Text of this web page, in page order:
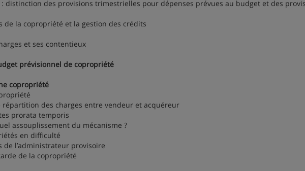
des provisions trimestrielles pour dépenses prévues au budget et des
la copropriété et la gestion des crédits
et ses contentieux
prévisionnel de copropriété
copropriété
des charges entre vendeur et acquéreur
prorata temporis
assouplissement du mécanisme ?
en difficulté
l’administrateur provisoire
de la copropriété